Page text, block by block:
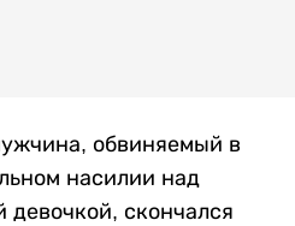
обвиняемый в
насилии над
девочкой, скончался